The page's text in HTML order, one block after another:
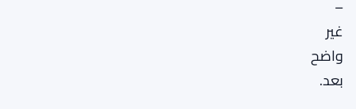
–
غير
واضح
بعد.